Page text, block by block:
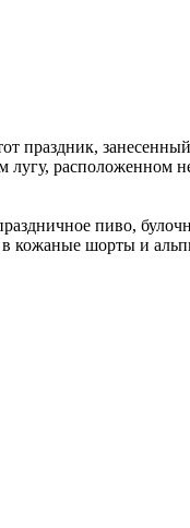
расположенном
пиво,
в кожаные шорты и